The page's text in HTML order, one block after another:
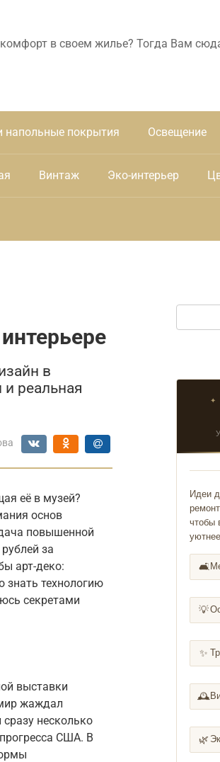
в своем жилье? Тогда Вам
напольные покрытия Освещение
Винтаж Эко-интерьер
в
реальная
её в музей?
основ
повышенной
за
арт-деко:
знать технологию
секретами
выставки
жаждал
несколько
США. В
✦
Идеи
чтобы
🛋️
💡
✨
🕰️
🌿